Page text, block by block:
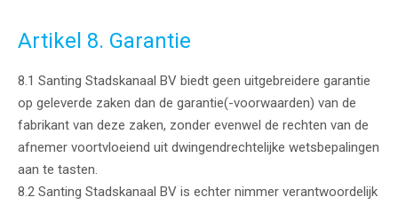
Artikel 8. Garantie
8.1 Santing Stadskanaal BV biedt geen uitgebreidere garantie
op geleverde zaken dan de garantie(-voorwaarden) van de
fabrikant van deze zaken, zonder evenwel de rechten van de
afnemer voortvloeiend uit dwingendrechtelijke wetsbepalingen
aan te tasten.
8.2 Santing Stadskanaal BV is echter nimmer verantwoordelijk